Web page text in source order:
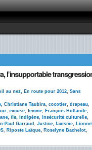
au nez, En route pour 2012, Sans
, Christiane Taubira, cocotier, drapeau,
, excuse, femme, François Hollande,
,île, indigène, insécurité culturelle,
Paul Garraud, Justice, laxisme, Lionnel
, Riposte Laïque, Roselyne Bachelot,